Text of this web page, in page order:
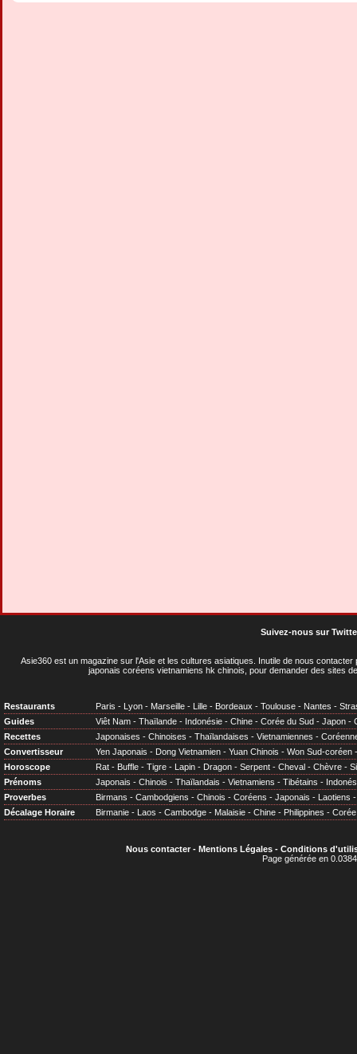
Suivez-nous sur
Asie360 est un magazine sur l'Asie et les cultures asiatiques . Inutile de nous
japonais coréens vietnamiens hk chinois, pour demander des sites
Restaurants Paris - Lyon - Marseille - Lille - Bordeaux - Toulouse - Nantes -
Guides
Viêt Nam - Thaïlande - Indonésie - Chine - Corée du Sud - Japon -
Recettes
Japonaises - Chinoises - Thaïlandaises - Vietnamiennes -
Convertisseur
Yen Japonais - Dong Vietnamien - Yuan Chinois - Won Sud-coréen
Horoscope
Rat - Buffle - Tigre - Lapin - Dragon - Serpent - Cheval - Chèvre -
Prénoms
Japonais - Chinois - Thaïlandais - Vietnamiens - Tibétains -
Proverbes
Birmans - Cambodgiens - Chinois - Coréens - Japonais - Laotiens
Décalage Horaire
Birmanie - Laos - Cambodge - Malaisie - Chine - Philippines - Corée
Nous contacter- Mentions Légales- Conditions
Page générée en